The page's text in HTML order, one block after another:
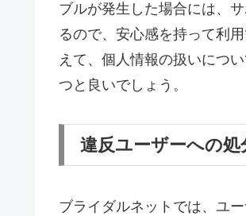
ブルが発生した場合には、
るので、安心感を持って利
えて、個人情報の扱いにつ
つと良いでしょう。
違反ユーザーへの処
ブライダルネットでは、ユ